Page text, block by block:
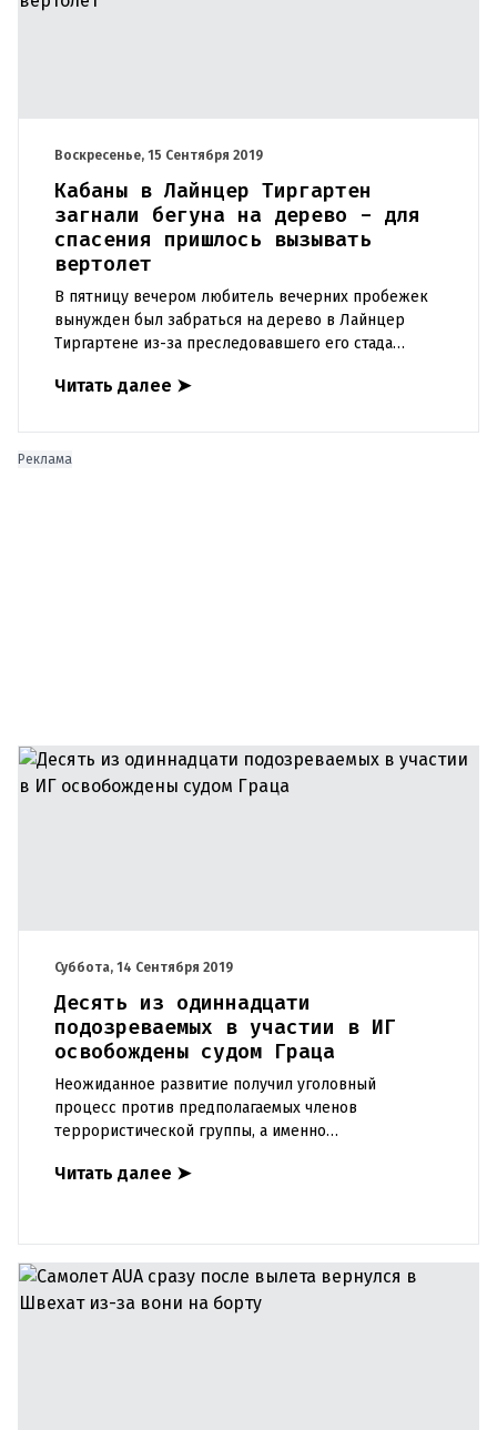
Воскресенье, 15 Сентября 2019
Кабаны в Лайнцер Тиргартен
загнали бегуна на дерево - для
спасения пришлось вызывать
вертолет
В пятницу вечером любитель вечерних пробежек
вынужден был забраться на дерево в Лайнцер
Тиргартене из-за преследовавшего его стада
обеспокоенным другом джоггера
Читать далее ➤
Реклама
Суббота, 14 Сентября 2019
Десять из одиннадцати
подозреваемых в участии в ИГ
освобождены судом Граца
Неожиданное развитие получил уголовный
процесс против предполагаемых членов
террористической группы, а именно
ополчении Исламского государства (ИГИЛ) - по по
Читать далее ➤